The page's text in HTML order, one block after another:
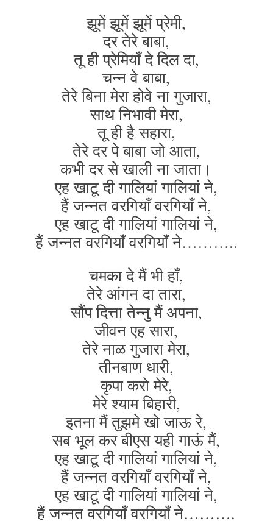
झूमें झूमें झूमें प्रेमी,
दर तेरे बाबा,
तू ही प्रेमियाँ दे दिल दा,
चन्न वे बाबा,
तेरे बिना मेरा होवे ना गुजारा,
साथ निभावी मेरा,
तू ही है सहारा,
तेरे दर पे बाबा जो आता,
कभी दर से खाली ना जाता।
एह खाटू दी गालियां गालियां ने,
हैं जन्नत वरगियाँ वरगियाँ ने,
एह खाटू दी गालियां गालियां ने,
हैं जन्नत वरगियाँ वरगियाँ ने………..
चमका दे मैं भी हाँ,
तेरे आंगन दा तारा,
सौंप दित्ता तेन्नु मैं अपना,
जीवन एह सारा,
तेरे नाळ गुजारा मेरा,
तीनबाण धारी,
कृपा करो मेरे,
मेरे श्याम बिहारी,
इतना मैं तुझमे खो जाऊ रे,
सब भूल कर बीएस यही गाऊं मैं,
एह खाटू दी गालियां गालियां ने,
हैं जन्नत वरगियाँ वरगियाँ ने,
एह खाटू दी गालियां गालियां ने,
हैं जन्नत वरगियाँ वरगियाँ ने……….